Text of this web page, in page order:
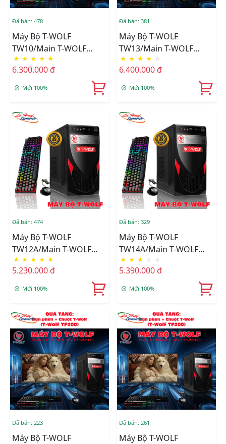
Đã bán: 478
Máy Bộ T-WOLF
TW10/Main T-WOLF
H310/CPU Intel I5-
8500/Ram DDR4
8GB/3200/SSD T-Wolf
F24IFHD100+Tặng Bộ
Phím Chuột T-Wolf
TF200
★ ★ ★ ★ ★
6.300.000 đ
Mới 100%
Đã bán: 381
Máy Bộ T-WOLF
TW13/Main T-WOLF
H610/CPU Intel
G7400/Ram DDR4
8GB/3200/SSD T-Wolf
F22VFHD75+Tặng Bộ
Phím Chuột T-Wolf
TF200
★ ★ ★ ★ ☆
6.400.000 đ
Mới 100%
Đã bán: 474
Máy Bộ T-WOLF
TW12A/Main T-WOLF
H510/CPU Intel Core I3-
10105/Ram DDR4
8GB/3200/SSD T-WOLF
TW-P350+Tặng Bộ Phím
Chuột T-Wolf TF200
★ ★ ★ ★ ★
5.230.000 đ
Mới 100%
Đã bán: 329
Máy Bộ T-WOLF
TW14A/Main T-WOLF
H610/CPU Intel Core I3-
12100/Ram DDR4
8GB/3200/SSD T-WOLF
TW-P350+Tặng Bộ Phím
Chuột T-Wolf TF200
★ ★ ★ ☆ ☆
5.390.000 đ
Mới 100%
Đã bán: 223
Máy Bộ T-WOLF
Đã bán: 261
Máy Bộ T-WOLF